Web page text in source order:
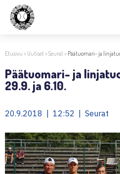
Etusivu > Uutiset>Seurat> Päätuomari- ja
Päätuomari- ja
29.9. ja 6.10.
20.9.2018 | 12:52 | Seurat